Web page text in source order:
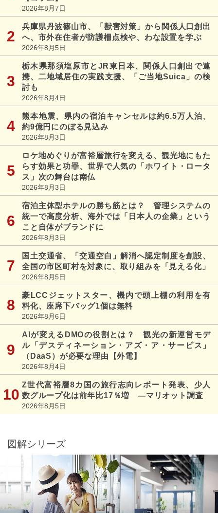
2026年8月7日
兵庫県丹波篠山市、「獣害対策」から関係人口創出
へ、市外在住者が防護柵点検や、わな設置を学ぶ
2026年8月5日
栃木県那須塩原市とJR東日本、関係人口創出で連
携、二地域居住の実践支援、「ご当地Suica」の検
討も
2026年8月4日
熊本地震、県内の宿泊キャンセルは約6.5万人泊、
約9億円にのぼる見込み
2026年8月3日
ロケ地めぐりが富裕層旅行を変える、観光地にもた
らす効果と功罪、世界で人気の「ホワイト・ロータ
ス」次の舞台は南仏
2026年8月3日
宿泊主体型ホテルの勝ち筋とは？ 管理システムの
統一で高度分析、海外では「日本人の企業」という
こと自体がブランドに
2026年8月3日
国土交通省、「交通空白」解消へ認定制度を創設、
全国の市区町村を対象に、取り組みを「見える化」
2026年8月5日
豪LCCジェットスター、機内で頭上棚の利用を有
料化、座席下バッグ1個は無料
2026年8月6日
AIが変えるDMOの役割とは？ 観光の新運営モデ
ル「デスティネーション・アズ・ア・サービス」
（DaaS）が必要な理由【外電】
2026年8月4日
Z世代富裕層8カ国の旅行志向レポート発表、少人
数グループ化は前年比17％増 ―マリオット調査
2026年8月5日
図解シリーズ